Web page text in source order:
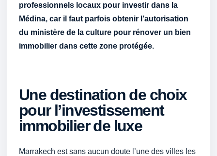
professionnels locaux pour investir dans la
Médina, car il faut parfois obtenir l’autorisation
du ministère de la culture pour rénover un bien
immobilier dans cette zone protégée.
Une destination de choix
pour l’investissement
immobilier de luxe
Marrakech est sans aucun doute l’une des villes les